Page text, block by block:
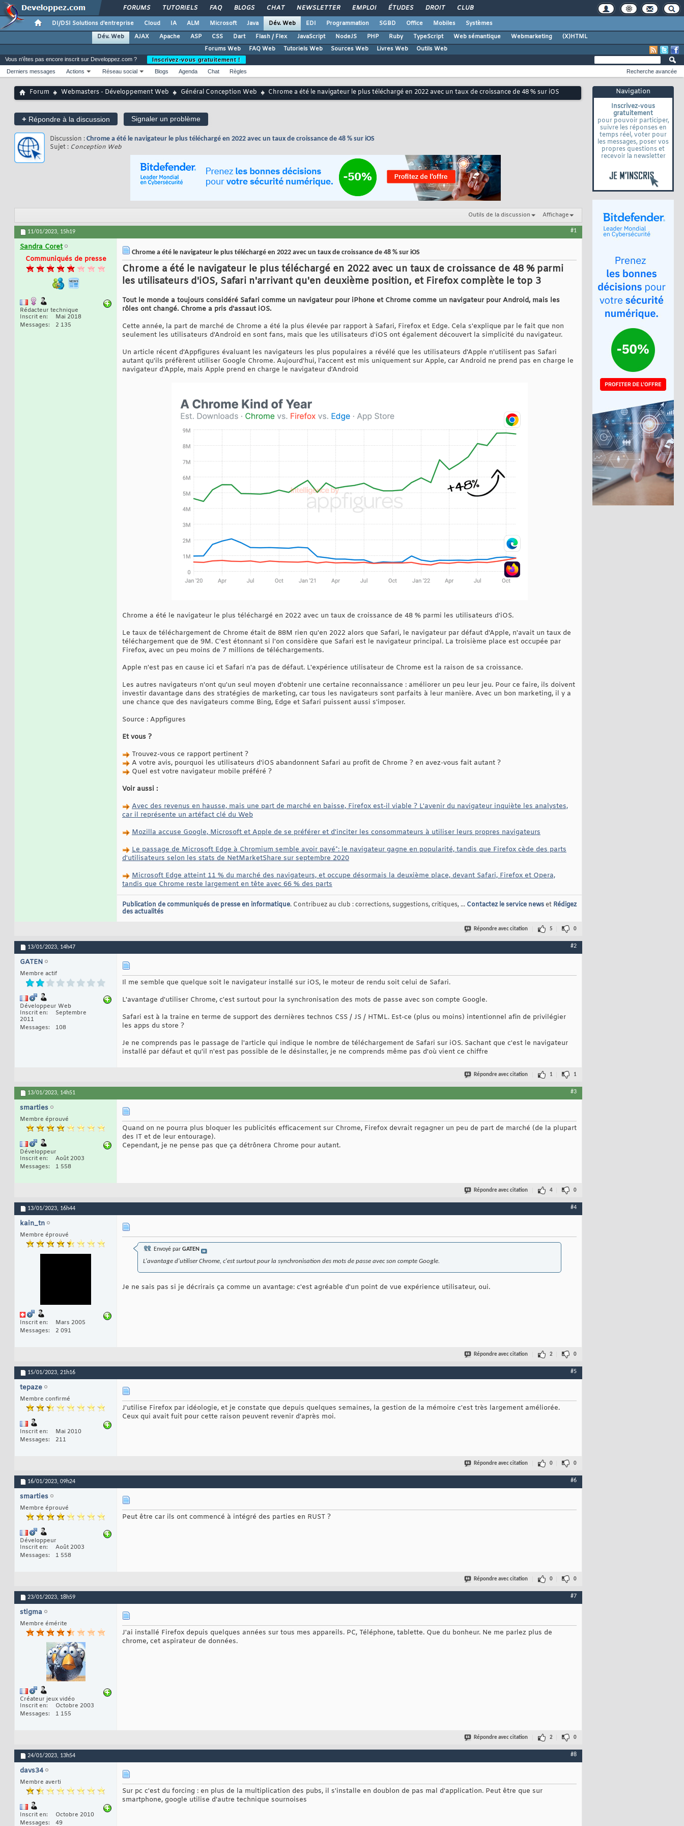
FORUMS TUTORIELS FAQ BLOGS CHAT NEWSLETTER EMPLOI ÉTUDES DROIT CLUB
DI/DSI Solutions d'entreprise Cloud IA ALM Microsoft Java Dév. Web EDI Programmation SGBD Office Mobiles
Systèmes
Dév. Web
AJAX Apache ASP CSS Dart Flash / Flex JavaScript NodeJS PHP Ruby TypeScript Web sémantique Webmarketing
(X)HTML
Forums Web
FAQ Web Tutoriels Web Sources Web Livres Web Outils Web
Navigation
Inscrivez-vous
gratuitement
pour pouvoir participer,
suivre les réponses en
temps réel, voter pour
les messages, poser vos
propres questions et
recevoir la newsletter
Vous n'êtes pas encore inscrit sur Developpez.com ?
Inscrivez-vous gratuitement !
Derniers messages
Actions Réseau social Blogs Agenda Chat Règles Recherche avancée
Forum Webmasters - Développement Web Général Conception Web Chrome a été le navigateur le plus téléchargé en 2022 avec un taux de croissance de 48 % sur iOS
+ Répondre à la discussion Signaler un problème
Discussion : Chrome a été le navigateur le plus téléchargé en 2022 avec un taux de croissance de 48 % sur iOS
Sujet : Conception Web
Outils de la discussion Affichage
11/01/2023, 15h19 #1
Sandra Coret
Communiqués de presse
Rédacteur technique
Inscrit en
Mai 2018
Messages
2 135
Chrome a été le navigateur le plus téléchargé en 2022 avec un taux de croissance de 48 % sur iOS
Chrome a été le navigateur le plus téléchargé en 2022 avec un taux de croissance de 48 % parmi
les utilisateurs d'iOS, Safari n'arrivant qu'en deuxième position, et Firefox complète le top 3
Tout le monde a toujours considéré Safari comme un navigateur pour iPhone et Chrome comme un navigateur pour Android, mais les
rôles ont changé. Chrome a pris d'assaut iOS.
Cette année, la part de marché de Chrome a été la plus élevée par rapport à Safari, Firefox et Edge. Cela s'explique par le fait que non
seulement les utilisateurs d'Android en sont fans, mais que les utilisateurs d'iOS ont également découvert la simplicité du navigateur.
Un article récent d'Appfigures évaluant les navigateurs les plus populaires a révélé que les utilisateurs d'Apple n'utilisent pas Safari
autant qu'ils préfèrent utiliser Google Chrome. Aujourd'hui, l'accent est mis uniquement sur Apple, car Android ne prend pas en charge le
navigateur d'Apple, mais Apple prend en charge le navigateur d'Android
Chrome a été le navigateur le plus téléchargé en 2022 avec un taux de croissance de 48 % parmi les utilisateurs d'iOS.
Le taux de téléchargement de Chrome était de 88M rien qu'en 2022 alors que Safari, le navigateur par défaut d'Apple, n'avait un taux de
téléchargement que de 9M. C'est étonnant si l'on considère que Safari est le navigateur principal. La troisième place est occupée par
Firefox, avec un peu moins de 7 millions de téléchargements.
Apple n'est pas en cause ici et Safari n'a pas de défaut. L'expérience utilisateur de Chrome est la raison de sa croissance.
Les autres navigateurs n'ont qu'un seul moyen d'obtenir une certaine reconnaissance : améliorer un peu leur jeu. Pour ce faire, ils doivent
investir davantage dans des stratégies de marketing, car tous les navigateurs sont parfaits à leur manière. Avec un bon marketing, il y a
une chance que des navigateurs comme Bing, Edge et Safari puissent aussi s'imposer.
Source : Appfigures
Et vous ?
Trouvez-vous ce rapport pertinent ?
A votre avis, pourquoi les utilisateurs d'iOS abandonnent Safari au profit de Chrome ? en avez-vous fait autant ?
Quel est votre navigateur mobile préféré ?
Voir aussi :
Avec des revenus en hausse, mais une part de marché en baisse, Firefox est-il viable ? L'avenir du navigateur inquiète les analystes,
car il représente un artéfact clé du Web
Mozilla accuse Google, Microsoft et Apple de se préférer et d'inciter les consommateurs à utiliser leurs propres navigateurs
Le passage de Microsoft Edge à Chromium semble avoir payé*: le navigateur gagne en popularité, tandis que Firefox cède des parts
d'utilisateurs selon les stats de NetMarketShare sur septembre 2020
Microsoft Edge atteint 11 % du marché des navigateurs, et occupe désormais la deuxième place, devant Safari, Firefox et Opera,
tandis que Chrome reste largement en tête avec 66 % des parts
Publication de communiqués de presse en informatique. Contribuez au club : corrections, suggestions, critiques, ... Contactez le service newset Rédigez
des actualités
Répondre avec citation 5 0
13/01/2023, 14h47 #2
GATEN
Membre actif
Développeur Web
Inscrit en
Septembre
2011
Messages
108
Il me semble que quelque soit le navigateur installé sur iOS, le moteur de rendu soit celui de Safari.
L'avantage d'utiliser Chrome, c'est surtout pour la synchronisation des mots de passe avec son compte Google.
Safari est à la traine en terme de support des dernières technos CSS / JS / HTML. Est-ce (plus ou moins) intentionnel afin de privilégier
les apps du store ?
Je ne comprends pas le passage de l'article qui indique le nombre de téléchargement de Safari sur iOS. Sachant que c'est le navigateur
installé par défaut et qu'il n'est pas possible de le désinstaller, je ne comprends même pas d'où vient ce chiffre
Répondre avec citation 1 1
13/01/2023, 14h51 #3
smarties
Membre éprouvé
Développeur
Inscrit en
Août 2003
Messages
1 558
Quand on ne pourra plus bloquer les publicités efficacement sur Chrome, Firefox devrait regagner un peu de part de marché (de la plupart
des IT et de leur entourage).
Cependant, je ne pense pas que ça détrônera Chrome pour autant.
Répondre avec citation 4 0
13/01/2023, 16h44 #4
kain_tn
Membre éprouvé
Inscrit en
Mars 2005
Messages
2 091
Envoyé par GATEN
L'avantage d'utiliser Chrome, c'est surtout pour la synchronisation des mots de passe avec son compte Google.
Je ne sais pas si je décrirais ça comme un avantage: c'est agréable d'un point de vue expérience utilisateur, oui.
Répondre avec citation 2 0
15/01/2023, 21h16 #5
tepaze
Membre confirmé
Inscrit en
Mai 2010
Messages
211
J'utilise Firefox par idéologie, et je constate que depuis quelques semaines, la gestion de la mémoire c'est très largement améliorée.
Ceux qui avait fuit pour cette raison peuvent revenir d'après moi.
Répondre avec citation 0 0
16/01/2023, 09h24 #6
smarties
Membre éprouvé
Développeur
Inscrit en
Août 2003
Messages
1 558
Peut être car ils ont commencé à intégré des parties en RUST ?
Répondre avec citation 0 0
23/01/2023, 18h59 #7
stigma
Membre émérite
Créateur jeux vidéo
Inscrit en
Octobre 2003
Messages
1 155
J'ai installé Firefox depuis quelques années sur tous mes appareils. PC, Téléphone, tablette. Que du bonheur. Ne me parlez plus de
chrome, cet aspirateur de données.
Répondre avec citation 2 0
24/01/2023, 13h54 #8
davs34
Membre averti
Inscrit en
Octobre 2010
Messages
49
Sur pc c'est du forcing : en plus de la multiplication des pubs, il s'installe en doublon de pas mal d'application. Peut être que sur
smartphone, google utilise d'autre technique sournoises